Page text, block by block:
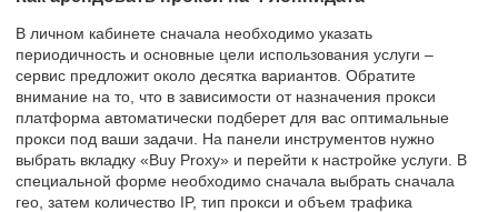
В личном кабинете сначала необходимо указать
периодичность и основные цели использования услуги –
сервис предложит около десятка вариантов. Обратите
внимание на то, что в зависимости от назначения прокси
платформа автоматически подберет для вас оптимальные
прокси под ваши задачи. На панели инструментов нужно
выбрать вкладку «Buy Proxy» и перейти к настройке услуги. В
специальной форме необходимо сначала выбрать сначала
гео, затем количество IP, тип прокси и объем трафика